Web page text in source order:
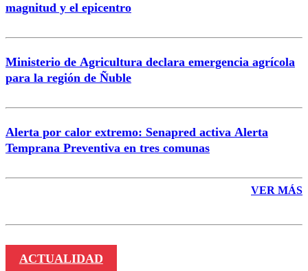
magnitud y el epicentro
Ministerio de Agricultura declara emergencia agrícola
para la región de Ñuble
Alerta por calor extremo: Senapred activa Alerta
Temprana Preventiva en tres comunas
VER MÁS
ACTUALIDAD